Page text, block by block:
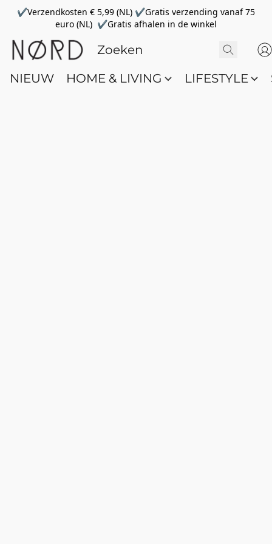
✔Verzendkosten € 5,99 (NL) ✔Gratis verzending vanaf 75
euro (NL) ✔Gratis afhalen in de winkel
NIEUW HOME & LIVING LIFESTYLE